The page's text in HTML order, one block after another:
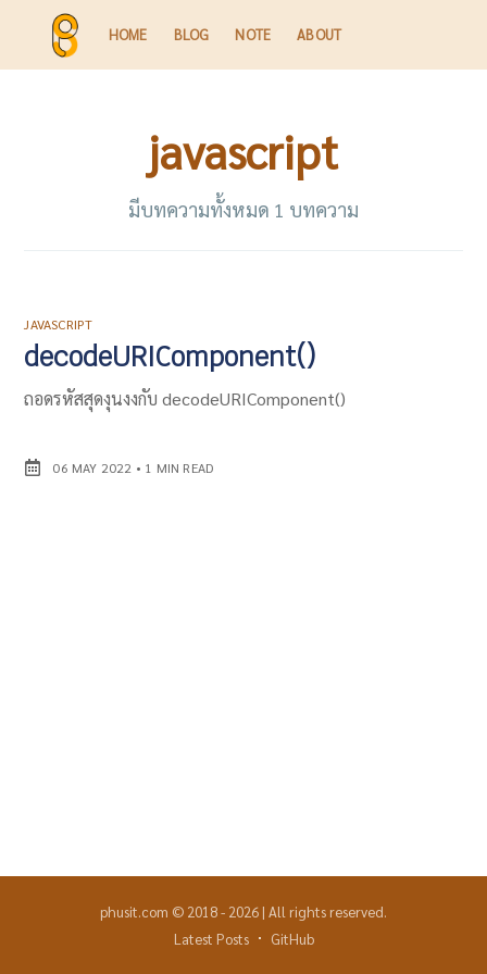
HOME BLOG NOTE ABOUT
javascript
มีบทความทั้งหมด 1 บทความ
JAVASCRIPT
decodeURIComponent()
ถอดรหัสสุดงุนงงกับ decodeURIComponent()
06 MAY 2022 • 1 MIN READ
phusit.com © 2018- 2026 | All rights reserved.
Latest Posts
GitHub